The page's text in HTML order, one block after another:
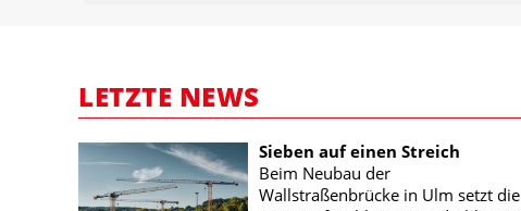
LETZTE NEWS
Sieben auf einen Streich
Beim Neubau der
Wallstraßenbrücke in Ulm setzt die